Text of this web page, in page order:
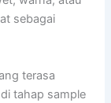
sebagai
terasa
tahap sample